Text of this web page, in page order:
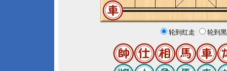
轮到红走 轮到